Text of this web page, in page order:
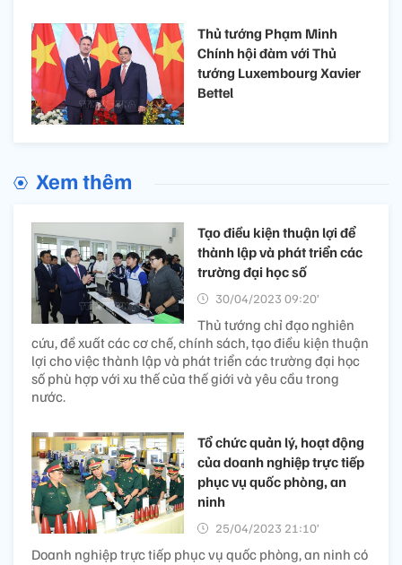
Thủ tướng Phạm Minh
Chính hội đàm với Thủ
tướng Luxembourg Xavier
Bettel
Xem thêm
Tạo điều kiện thuận lợi để
thành lập và phát triển các
trường đại học số
30/04/2023 09:20’
Thủ tướng chỉ đạo nghiên
cứu, đề xuất các cơ chế, chính sách, tạo điều kiện thuận
lợi cho việc thành lập và phát triển các trường đại học
số phù hợp với xu thế của thế giới và yêu cầu trong
nước.
Tổ chức quản lý, hoạt động
của doanh nghiệp trực tiếp
phục vụ quốc phòng, an
ninh
25/04/2023 21:10’
Doanh nghiệp trực tiếp phục vụ quốc phòng, an ninh có